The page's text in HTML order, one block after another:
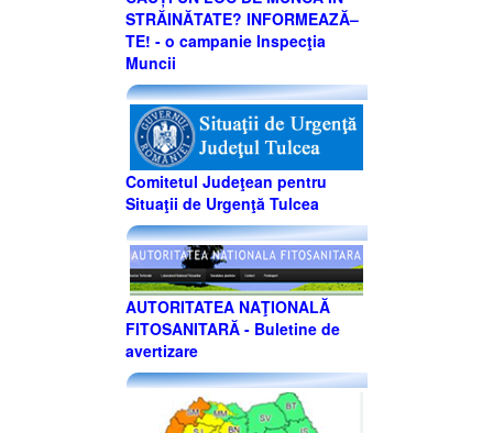
STRĂINĂTATE? INFORMEAZĂ–
TE! - o campanie Inspecţia
Muncii
Comitetul Judeţean pentru
Situaţii de Urgenţă Tulcea
AUTORITATEA NAŢIONALĂ
FITOSANITARĂ - Buletine de
avertizare